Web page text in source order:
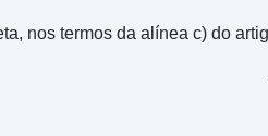
nos termos da alínea c) do